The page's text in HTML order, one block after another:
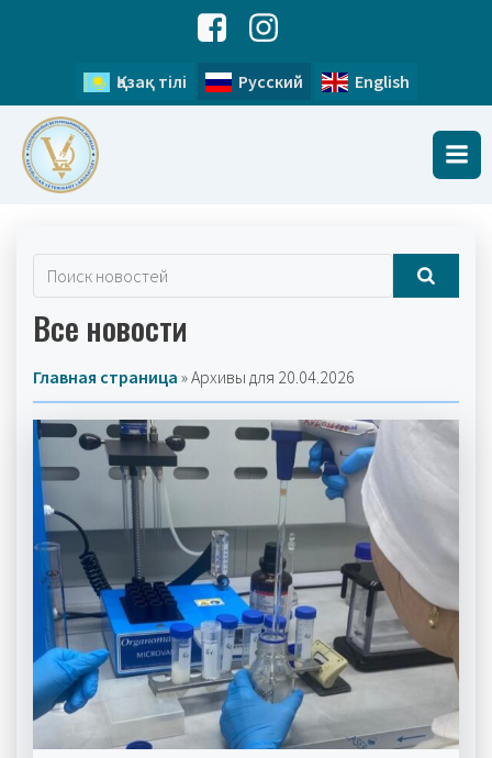
Қазақ тілі Русский English
Все новости
Главная страница »Архивы для 20.04.2026